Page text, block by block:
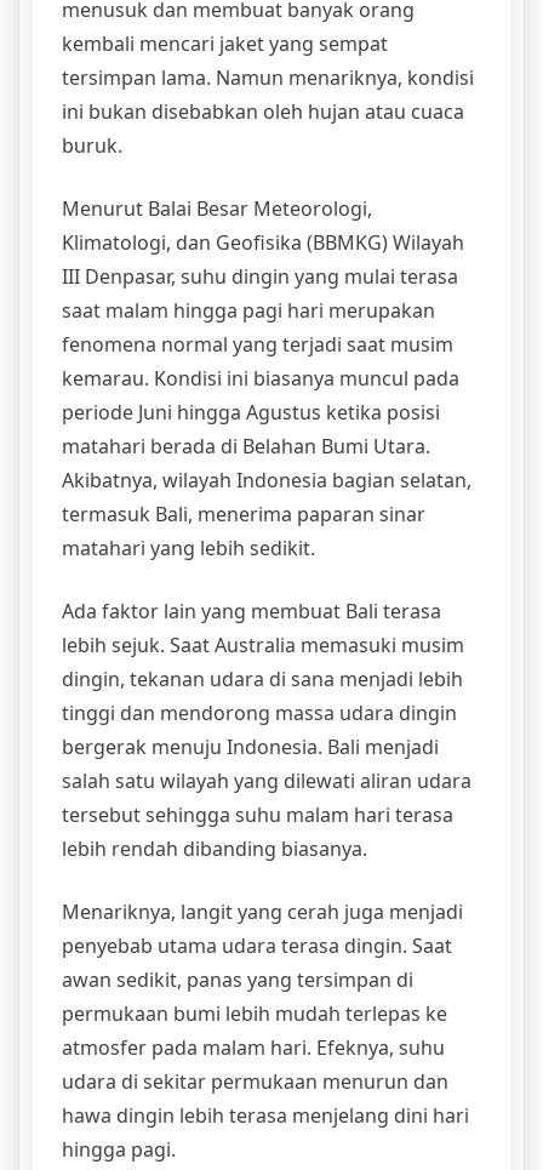
menusuk dan membuat banyak orang
kembali mencari jaket yang sempat
tersimpan lama. Namun menariknya, kondisi
ini bukan disebabkan oleh hujan atau cuaca
buruk.
Menurut Balai Besar Meteorologi,
Klimatologi, dan Geofisika (BBMKG) Wilayah
III Denpasar, suhu dingin yang mulai terasa
saat malam hingga pagi hari merupakan
fenomena normal yang terjadi saat musim
kemarau. Kondisi ini biasanya muncul pada
periode Juni hingga Agustus ketika posisi
matahari berada di Belahan Bumi Utara.
Akibatnya, wilayah Indonesia bagian selatan,
termasuk Bali, menerima paparan sinar
matahari yang lebih sedikit.
Ada faktor lain yang membuat Bali terasa
lebih sejuk. Saat Australia memasuki musim
dingin, tekanan udara di sana menjadi lebih
tinggi dan mendorong massa udara dingin
bergerak menuju Indonesia. Bali menjadi
salah satu wilayah yang dilewati aliran udara
tersebut sehingga suhu malam hari terasa
lebih rendah dibanding biasanya.
Menariknya, langit yang cerah juga menjadi
penyebab utama udara terasa dingin. Saat
awan sedikit, panas yang tersimpan di
permukaan bumi lebih mudah terlepas ke
atmosfer pada malam hari. Efeknya, suhu
udara di sekitar permukaan menurun dan
hawa dingin lebih terasa menjelang dini hari
hingga pagi.